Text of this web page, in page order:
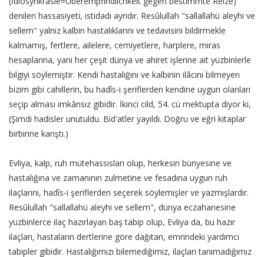
denilen hassasiyeti, istidadı ayrıdır. Resûlullah "sallallahü aleyhi ve
sellem" yalnız kalbin hastalıklarını ve tedavisini bildirmekle
kalmamış, fertlere, ailelere, cemiyetlere, harplere, miras
hesaplarına, yani her çeşit dünya ve ahiret işlerine ait yüzbinlerle
bilgiyi söylemiştir. Kendi hastalığını ve kalbinin ilâcını bilmeyen
bizim gibi cahillerin, bu hadîs-i şeriflerden kendine uygun olanları
seçip alması imkânsız gibidir. İkinci cild, 54. cü mektupta diyor ki,
(Şimdi hadisler unutuldu. Bid'atler yayıldı. Doğru ve eğri kitaplar
birbirine karıştı.)
Evliya, kalp, ruh mütehassısları olup, herkesin bünyesine ve
hastalığına ve zamanının zulmetine ve fesadına uygun ruh
ilaçlarını, hadîs-i şeriflerden seçerek söylemişler ve yazmışlardır.
Resûlullah "sallallahü aleyhi ve sellem", dünya eczahanesine
yüzbinlerce ilaç hazırlayan baş tabip olup, Evliya da, bu hazır
ilaçları, hastaların dertlerine göre dağıtan, emrindeki yardımcı
tabipler gibidir. Hastalığımızı bilemediğimiz, ilaçları tanımadığımız